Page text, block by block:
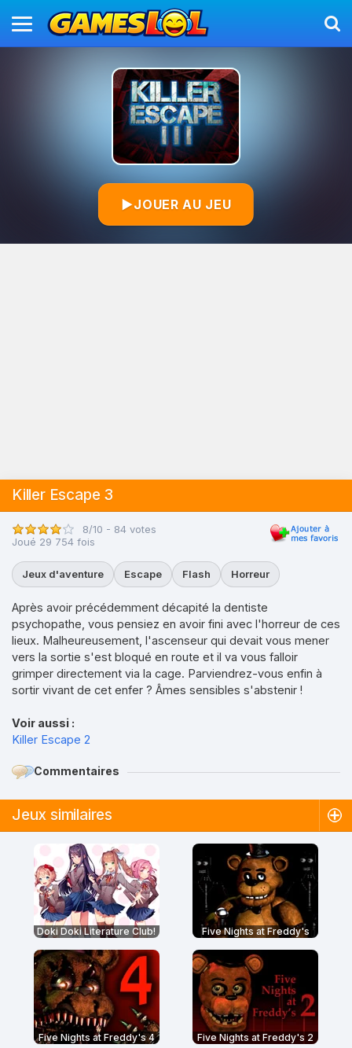
▶JOUER AU JEU
Killer Escape 3
8/10 - 84 votes
Joué 29 754 fois
Jeux d'aventure Escape Flash Horreur
Après avoir précédemment décapité la dentiste
psychopathe, vous pensiez en avoir fini avec l'horreur de ces
lieux. Malheureusement, l'ascenseur qui devait vous mener
vers la sortie s'est bloqué en route et il va vous falloir
grimper directement via la cage. Parviendrez-vous enfin à
sortir vivant de cet enfer ? Âmes sensibles s'abstenir !
Voir aussi :
Killer Escape 2
Commentaires
Jeux similaires
Doki Doki Literature Club! Five Nights at Freddy's
Five Nights at Freddy's 4 Five Nights at Freddy's 2